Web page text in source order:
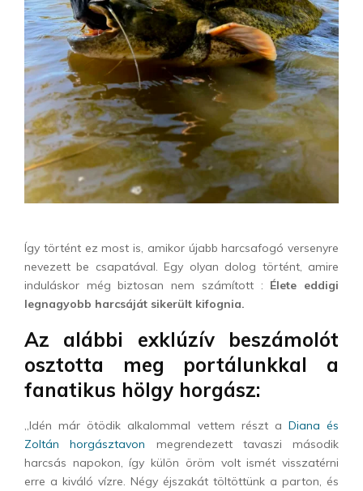
Így történt ez most is, amikor újabb harcsafogó versenyre
nevezett be csapatával. Egy olyan dolog történt, amire
induláskor még biztosan nem számított : Élete eddigi
legnagyobb harcsáját sikerült kifognia.
Az alábbi exklúzív beszámolót
osztotta meg portálunkkal a
fanatikus hölgy horgász:
„Idén már ötödik alkalommal vettem részt a Diana és
Zoltán horgásztavon megrendezett tavaszi második
harcsás napokon, így külön öröm volt ismét visszatérni
erre a kiváló vízre. Négy éjszakát töltöttünk a parton, és